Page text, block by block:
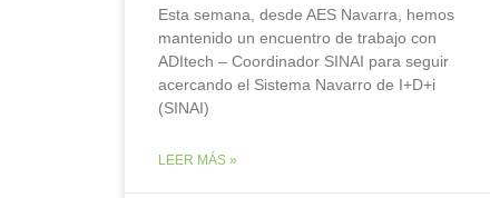
Esta semana, desde AES Navarra, hemos
mantenido un encuentro de trabajo con
ADItech – Coordinador SINAI para seguir
acercando el Sistema Navarro de I+D+i
(SINAI)
LEER MÁS »